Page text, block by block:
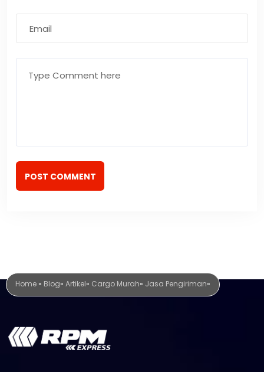
POST COMMENT
Home» Blog» Artikel» Cargo Murah» Jasa Pengiriman»